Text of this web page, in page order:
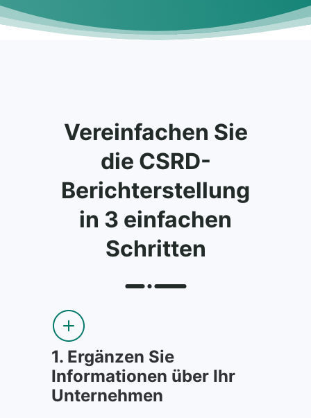
Vereinfachen Sie
die CSRD-
Berichterstellung
in 3 einfachen
Schritten
1. Ergänzen Sie
Informationen über Ihr
Unternehmen